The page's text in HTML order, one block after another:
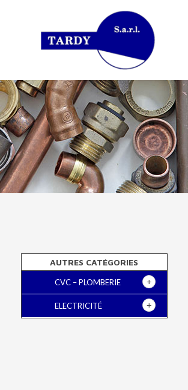
AUTRES CATÉGORIES
CVC – PLOMBERIE
ELECTRICITÉ